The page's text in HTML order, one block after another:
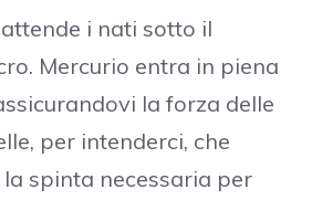
i nati sotto il
Mercurio entra in piena
la forza delle
per intenderci, che
spinta necessaria per